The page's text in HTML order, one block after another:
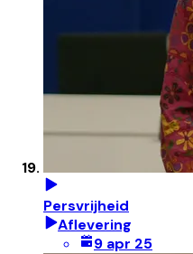
Persvrijheid
Aflevering
9 apr 25